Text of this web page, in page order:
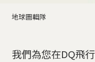
地球圖輯隊
我們為您在DQ飛